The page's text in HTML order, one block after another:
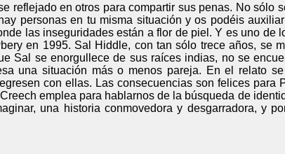
reflejado en otros para compartir sus penas. No sólo
personas en tu misma situación y os podéis
las inseguridades están a flor de piel. Y es uno de
en 1995. Sal Hiddle, con tan sólo trece años, se
Sal se enorgullece de sus raíces indias, no se
una situación más o menos pareja. En el relato
con ellas. Las consecuencias son felices para
emplea para hablarnos de la búsqueda de
una historia conmovedora y desgarradora, y